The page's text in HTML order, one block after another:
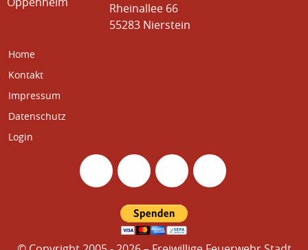
Rheinallee 66
55283 Nierstein
Home
Kontakt
Impressum
Datenschutz
Login